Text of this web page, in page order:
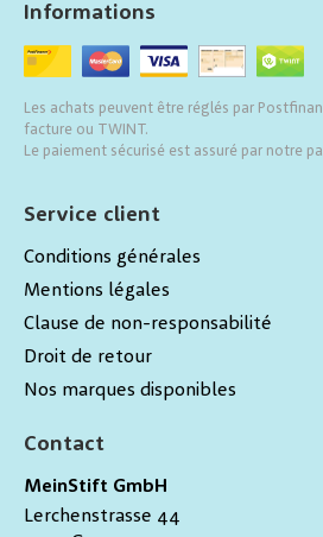
Contact
MeinStift GmbH
Lerchenstrasse 44
Service client
Conditions générales
Mentions légales
Clause de non-responsabilité
Droit de retour
Nos marques disponibles
Informations
Les achats peuvent être réglés par
facture ou TWINT.
Le paiement sécurisé est assuré par notre